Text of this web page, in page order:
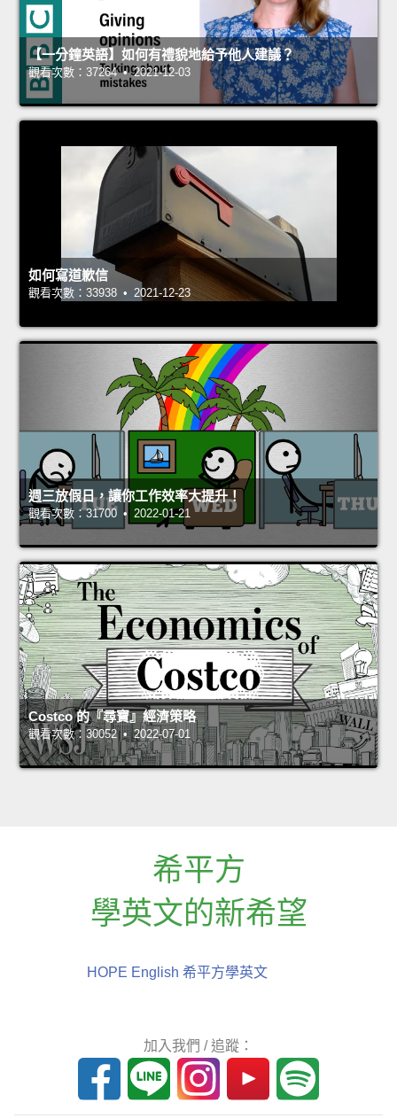
【一分鐘英語】如何有禮貌地給予他人建議？
觀看次數：37264 • 2021-12-03
如何寫道歉信
觀看次數：33938 • 2021-12-23
週三放假日，讓你工作效率大提升！
觀看次數：31700 • 2022-01-21
Costco 的『尋寶』經濟策略
觀看次數：30052 • 2022-07-01
希平方
學英文的新希望
HOPE English 希平方學英文
加入我們 / 追蹤：